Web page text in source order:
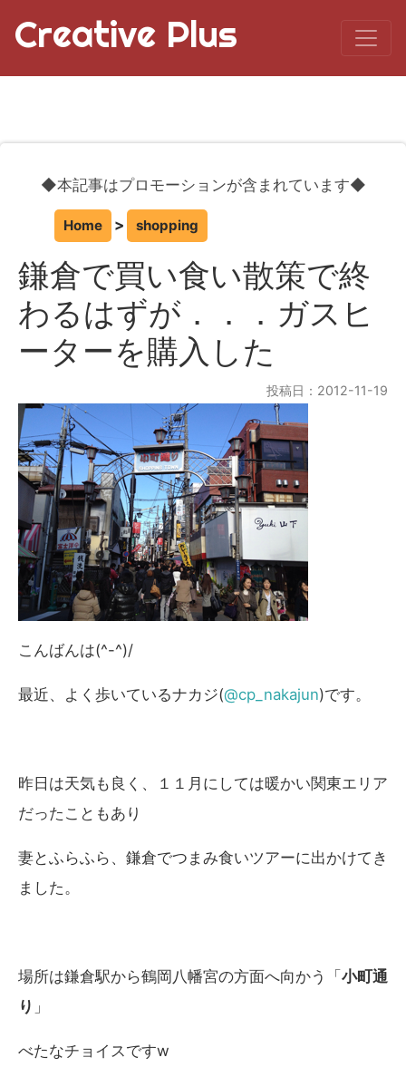
Creative Plus
◆本記事はプロモーションが含まれています◆
Home shopping
鎌倉で買い食い散策で終
わるはずが．．．ガスヒ
ーターを購入した
投稿日：2012-11-19
こんばんは(^-^)/
最近、よく歩いているナカジ(@cp_nakajun)です。
昨日は天気も良く、１１月にしては暖かい関東エリア
だったこともあり
妻とふらふら、鎌倉でつまみ食いツアーに出かけてき
ました。
場所は鎌倉駅から鶴岡八幡宮の方面へ向かう「 小町通
り 」
べたなチョイスですw